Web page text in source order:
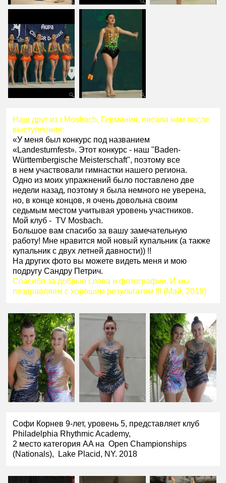
Наш друг из г.Mosbach, Германия, писала нам после
выступления:
«У меня был конкурс под названием
«Landesturnfest». Этот конкурс - наш "Baden-
Württembergische Meisterschaft", поэтому все
в нем участвовали гимнастки нашего региона.
Одно из моих упражнений было поставлено две
недели назад, поэтому я была немного не уверена,
но, в конце концов, я очень довольна своим
седьмым местом учитывая уровень участников.
Мой клуб - TV Mosbach.
Большое вам спасибо за вашу замечательную
работу! Мне нравится мой новый купальник (а также
купальник с двух летней давности)) !!
На других фото вы можете видеть меня и мою
подругу Сандру Петрич.
Спасибо за добрые слова и фотографии. И мы
поздравляем с хорошим результатом !!! (Май, 2018)
Софи Корнев 9-лет, уровень 5, представляет клуб
Philadelphia Rhythmic Academy,
2 место категория AA на Open Championships
(Nationals), Lake Placid, NY. 2018